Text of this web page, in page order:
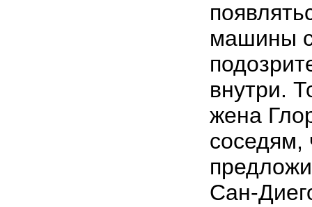
машины
внутри.
жена
соседям,
Сан-